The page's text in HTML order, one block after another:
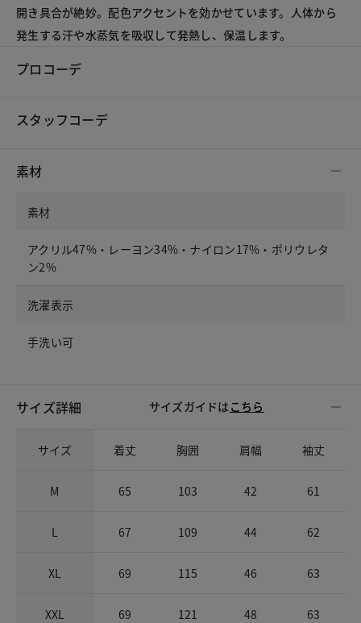
開き具合が絶妙。配色アクセントを効かせています。人体から
発生する汗や水蒸気を吸収して発熱し、保温します。
プロコーデ
スタッフコーデ
素材
素材
アクリル47%・レーヨン34%・ナイロン17%・ポリウレタ
ン2%
洗濯表示
手洗い可
サイズ詳細 サイズガイドは こちら
サイズ 着丈 胸囲 肩幅 袖丈
M 65 103 42 61
L 67 109 44 62
XL 69 115 46 63
XXL 69 121 48 63